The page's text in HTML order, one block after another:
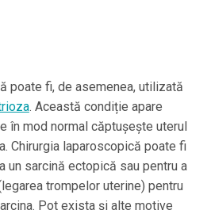
poate fi, de asemenea, utilizată
. Această condiție apare
în mod normal căptușește uterul
Chirurgia laparoscopică poate fi
un sarcină ectopică sau pentru a
trompelor uterine) pentru
Pot exista și alte motive